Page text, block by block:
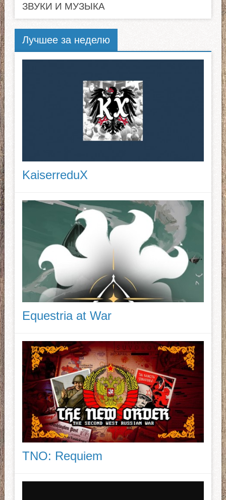
ЗВУКИ И МУЗЫКА
Лучшее за неделю
KaiserreduX
Equestria at War
TNO: Requiem